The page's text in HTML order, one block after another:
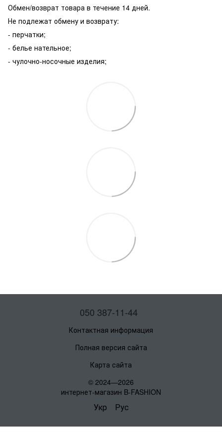
Обмен/возврат товара в течение 14 дней.
Не подлежат обмену и возврату:
- перчатки;
- белье нательное;
- чулочно-носочные изделия;
050 387-11-44
Контактная информация
Полная версия сайта
Карта сайта
© 2024—2026
интернет-магазин B-FASHION
Укр Рус